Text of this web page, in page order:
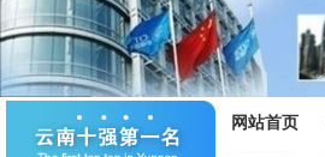
网站首页